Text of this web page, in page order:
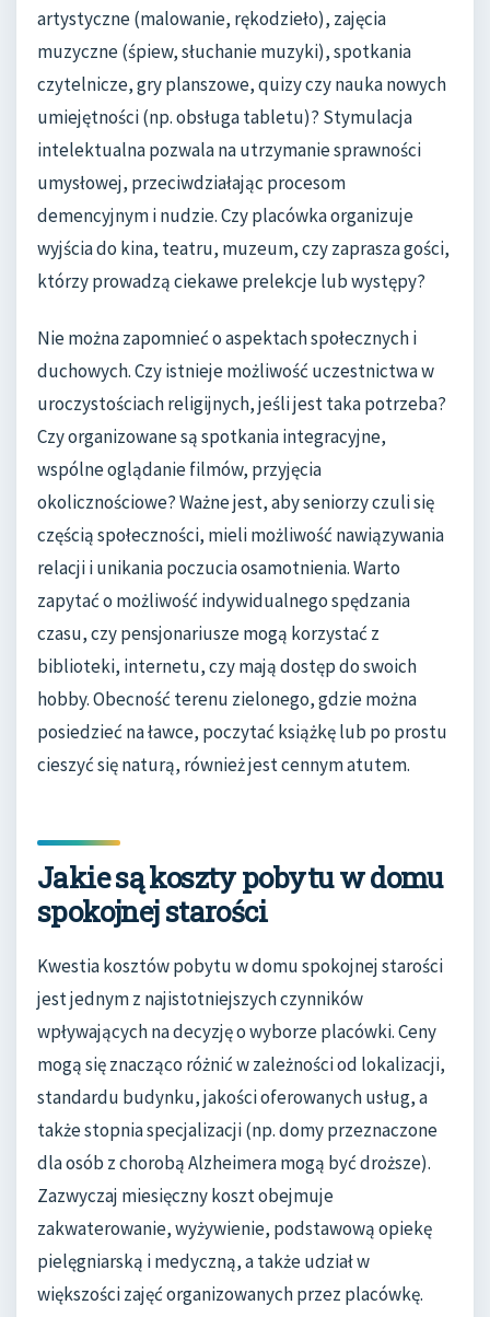
artystyczne (malowanie, rękodzieło), zajęcia
muzyczne (śpiew, słuchanie muzyki), spotkania
czytelnicze, gry planszowe, quizy czy nauka nowych
umiejętności (np. obsługa tabletu)? Stymulacja
intelektualna pozwala na utrzymanie sprawności
umysłowej, przeciwdziałając procesom
demencyjnym i nudzie. Czy placówka organizuje
wyjścia do kina, teatru, muzeum, czy zaprasza gości,
którzy prowadzą ciekawe prelekcje lub występy?
Nie można zapomnieć o aspektach społecznych i
duchowych. Czy istnieje możliwość uczestnictwa w
uroczystościach religijnych, jeśli jest taka potrzeba?
Czy organizowane są spotkania integracyjne,
wspólne oglądanie filmów, przyjęcia
okolicznościowe? Ważne jest, aby seniorzy czuli się
częścią społeczności, mieli możliwość nawiązywania
relacji i unikania poczucia osamotnienia. Warto
zapytać o możliwość indywidualnego spędzania
czasu, czy pensjonariusze mogą korzystać z
biblioteki, internetu, czy mają dostęp do swoich
hobby. Obecność terenu zielonego, gdzie można
posiedzieć na ławce, poczytać książkę lub po prostu
cieszyć się naturą, również jest cennym atutem.
Jakie są koszty pobytu w domu
spokojnej starości
Kwestia kosztów pobytu w domu spokojnej starości
jest jednym z najistotniejszych czynników
wpływających na decyzję o wyborze placówki. Ceny
mogą się znacząco różnić w zależności od lokalizacji,
standardu budynku, jakości oferowanych usług, a
także stopnia specjalizacji (np. domy przeznaczone
dla osób z chorobą Alzheimera mogą być droższe).
Zazwyczaj miesięczny koszt obejmuje
zakwaterowanie, wyżywienie, podstawową opiekę
pielęgniarską i medyczną, a także udział w
większości zajęć organizowanych przez placówkę.